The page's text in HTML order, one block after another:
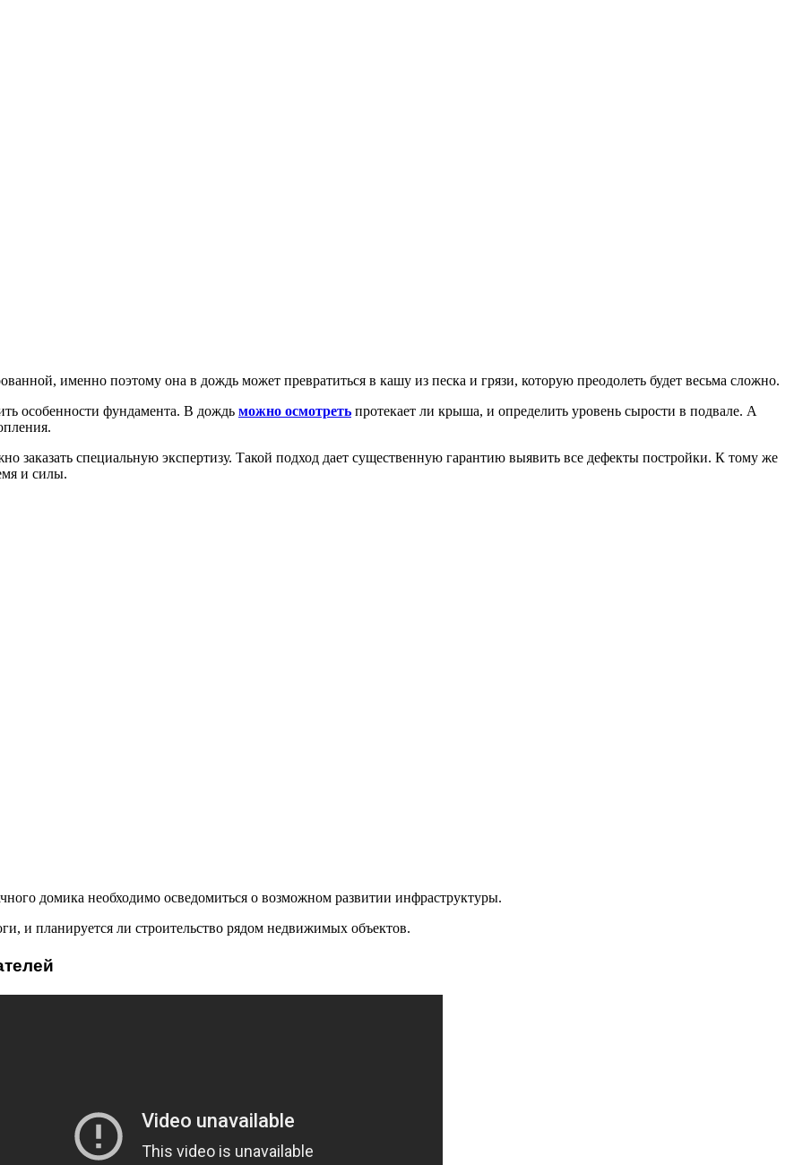
именно поэтому она в дождь может превратиться в кашу из песка и грязи, которую преодолеть будет весьма сложно.
особенности фундамента. В дождь можно осмотреть протекает ли крыша, и определить уровень сырости в подвале. А
заказать специальную экспертизу. Такой подход дает существенную гарантию выявить все дефекты постройки. К тому же
и силы.
домика необходимо осведомиться о возможном развитии инфраструктуры.
и планируется ли строительство рядом недвижимых объектов.